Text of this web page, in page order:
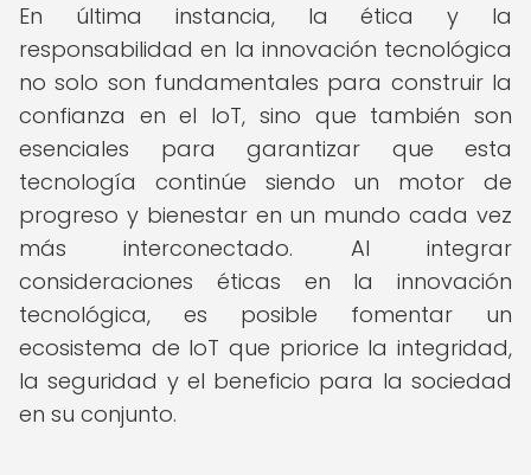
En última instancia, la ética y la
responsabilidad en la innovación tecnológica
no solo son fundamentales para construir la
confianza en el IoT, sino que también son
esenciales para garantizar que esta
tecnología continúe siendo un motor de
progreso y bienestar en un mundo cada vez
más interconectado. Al integrar
consideraciones éticas en la innovación
tecnológica, es posible fomentar un
ecosistema de IoT que priorice la integridad,
la seguridad y el beneficio para la sociedad
en su conjunto.